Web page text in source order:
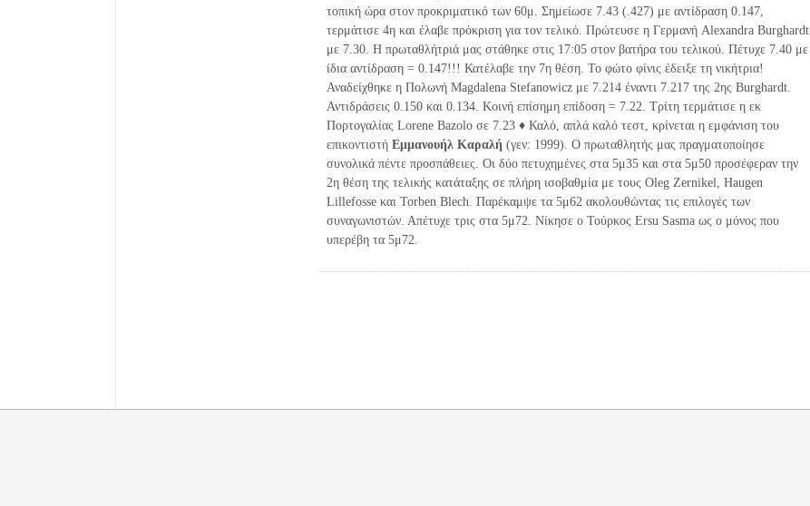
τοπική ώρα στον προκριματικό των 60μ. Σημείωσε 7.43 (.427) με αντίδραση 0.147,
τερμάτισε 4η και έλαβε πρόκριση για τον τελικό. Πρώτευσε η Γερμανή Alexandra Burghardt
με 7.30. Η πρωταθλήτριά μας στάθηκε στις 17:05 στον βατήρα του τελικού. Πέτυχε 7.40 με
ίδια αντίδραση = 0.147!!! Κατέλαβε την 7η θέση. Το φώτο φίνις έδειξε τη νικήτρια!
Αναδείχθηκε η Πολωνή Magdalena Stefanowicz με 7.214 έναντι 7.217 της 2ης Burghardt.
Αντιδράσεις 0.150 και 0.134. Κοινή επίσημη επίδοση = 7.22. Τρίτη τερμάτισε η εκ
Πορτογαλίας Lorene Bazolo σε 7.23 ♦ Καλό, απλά καλό τεστ, κρίνεται η εμφάνιση του
επικοντιστήΕμμανουήλ Καραλή (γεν: 1999). Ο πρωταθλητής μας πραγματοποίησε
συνολικά πέντε προσπάθειες. Οι δύο πετυχημένες στα 5μ35 και στα 5μ50 προσέφεραν την
2η θέση της τελικής κατάταξης σε πλήρη ισοβαθμία με τους Oleg Zernikel, Haugen
Lillefosse και Torben Blech. Παρέκαμψε τα 5μ62 ακολουθώντας τις επιλογές των
συναγωνιστών. Απέτυχε τρις στα 5μ72. Νίκησε ο Τούρκος Ersu Sasma ως ο μόνος που
υπερέβη τα 5μ72.